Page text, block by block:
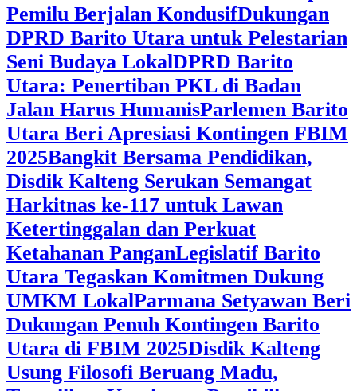
Pemilu Berjalan KondusifDukungan
DPRD Barito Utara untuk Pelestarian
Seni Budaya LokalDPRD Barito
Utara: Penertiban PKL di Badan
Jalan Harus HumanisParlemen Barito
Utara Beri Apresiasi Kontingen FBIM
2025‎Bangkit Bersama Pendidikan,
Disdik Kalteng Serukan Semangat
Harkitnas ke-117 untuk Lawan
Ketertinggalan dan Perkuat
Ketahanan PanganLegislatif Barito
Utara Tegaskan Komitmen Dukung
UMKM LokalParmana Setyawan Beri
Dukungan Penuh Kontingen Barito
Utara di FBIM 2025Disdik Kalteng
Usung Filosofi Beruang Madu,